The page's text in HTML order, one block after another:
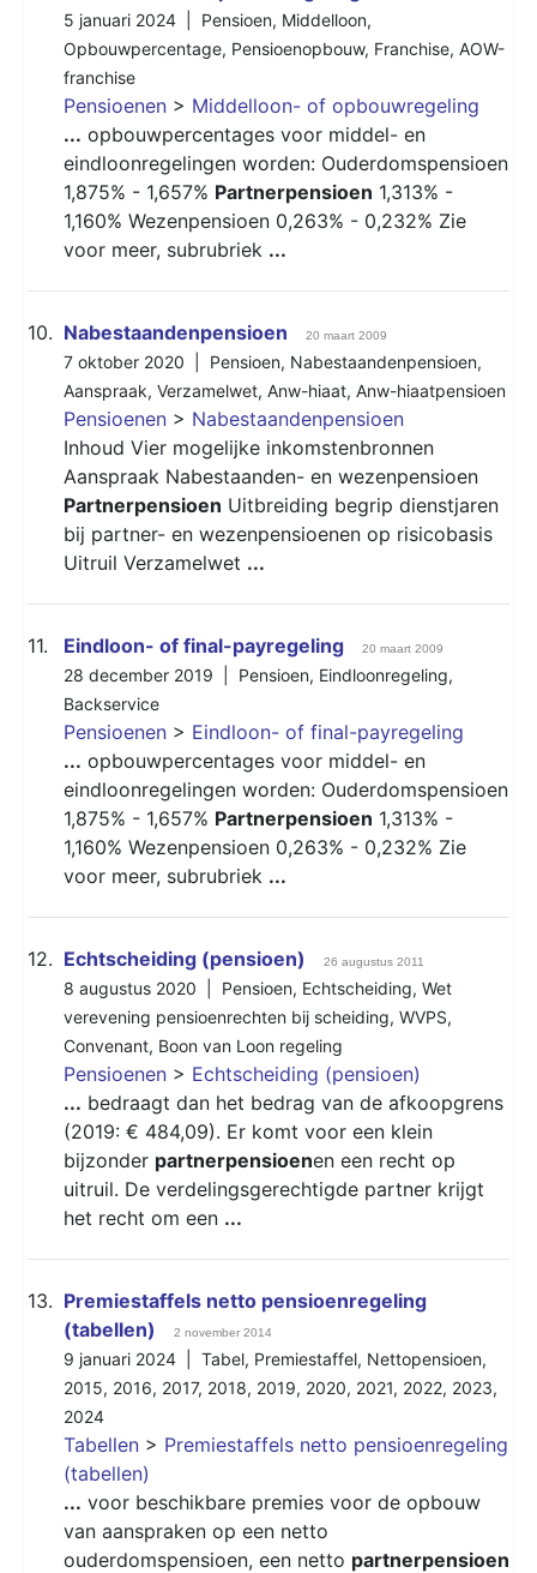
5 januari 2024 | Pensioen, Middelloon,
Opbouwpercentage, Pensioenopbouw, Franchise, AOW-
franchise
Pensioenen > Middelloon- of opbouwregeling
... opbouwpercentages voor middel- en
eindloonregelingen worden: Ouderdomspensioen
1,875% - 1,657% Partnerpensioen 1,313% -
1,160% Wezenpensioen 0,263% - 0,232% Zie
voor meer, subrubriek ...
10. Nabestaandenpensioen 20 maart 2009
7 oktober 2020 | Pensioen, Nabestaandenpensioen,
Aanspraak, Verzamelwet, Anw-hiaat, Anw-hiaatpensioen
Pensioenen > Nabestaandenpensioen
Inhoud Vier mogelijke inkomstenbronnen
Aanspraak Nabestaanden- en wezenpensioen
Partnerpensioen Uitbreiding begrip dienstjaren
bij partner- en wezenpensioenen op risicobasis
Uitruil Verzamelwet ...
11. Eindloon- of final-payregeling 20 maart 2009
28 december 2019 | Pensioen, Eindloonregeling,
Backservice
Pensioenen > Eindloon- of final-payregeling
... opbouwpercentages voor middel- en
eindloonregelingen worden: Ouderdomspensioen
1,875% - 1,657% Partnerpensioen 1,313% -
1,160% Wezenpensioen 0,263% - 0,232% Zie
voor meer, subrubriek ...
12. Echtscheiding (pensioen) 26 augustus 2011
8 augustus 2020 | Pensioen, Echtscheiding, Wet
verevening pensioenrechten bij scheiding, WVPS,
Convenant, Boon van Loon regeling
Pensioenen > Echtscheiding (pensioen)
... bedraagt dan het bedrag van de afkoopgrens
(2019: € 484,09). Er komt voor een klein
bijzonder partnerpensioenen een recht op
uitruil. De verdelingsgerechtigde partner krijgt
het recht om een ...
13. Premiestaffels netto pensioenregeling
(tabellen)
2 november 2014
9 januari 2024 | Tabel, Premiestaffel, Nettopensioen,
2015, 2016, 2017, 2018, 2019, 2020, 2021, 2022, 2023,
2024
Tabellen > Premiestaffels netto pensioenregeling
(tabellen)
... voor beschikbare premies voor de opbouw
van aanspraken op een netto
ouderdomspensioen, een netto partnerpensioen